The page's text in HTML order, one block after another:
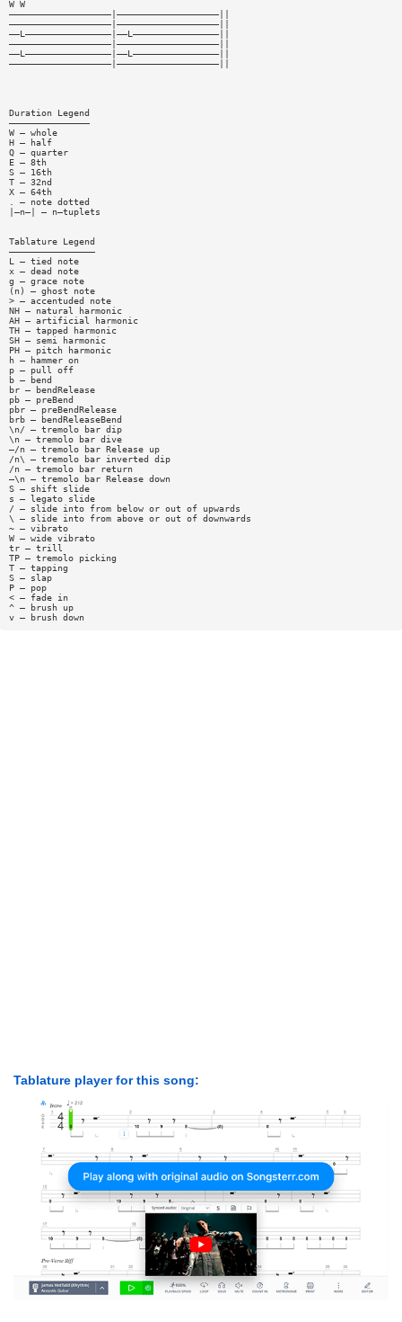
W W
———————————————————|———————————————————||
———————————————————|———————————————————||
——L————————————————|——L————————————————||
———————————————————|———————————————————||
——L————————————————|——L————————————————||
———————————————————|———————————————————||
Duration Legend
———————————————
W — whole
H — half
Q — quarter
E — 8th
S — 16th
T — 32nd
X — 64th
. — note dotted
|—n—| — n—tuplets
Tablature Legend
————————————————
L — tied note
x — dead note
g — grace note
(n) — ghost note
> — accentuded note
NH — natural harmonic
AH — artificial harmonic
TH — tapped harmonic
SH — semi harmonic
PH — pitch harmonic
h — hammer on
p — pull off
b — bend
br — bendRelease
pb — preBend
pbr — preBendRelease
brb — bendReleaseBend
\n/ — tremolo bar dip
\n — tremolo bar dive
—/n — tremolo bar Release up
/n\ — tremolo bar inverted dip
/n — tremolo bar return
—\n — tremolo bar Release down
S — shift slide
s — legato slide
/ — slide into from below or out of upwards
\ — slide into from above or out of downwards
~ — vibrato
W — wide vibrato
tr — trill
TP — tremolo picking
T — tapping
S — slap
P — pop
< — fade in
^ — brush up
v — brush down
Tablature player for this song: